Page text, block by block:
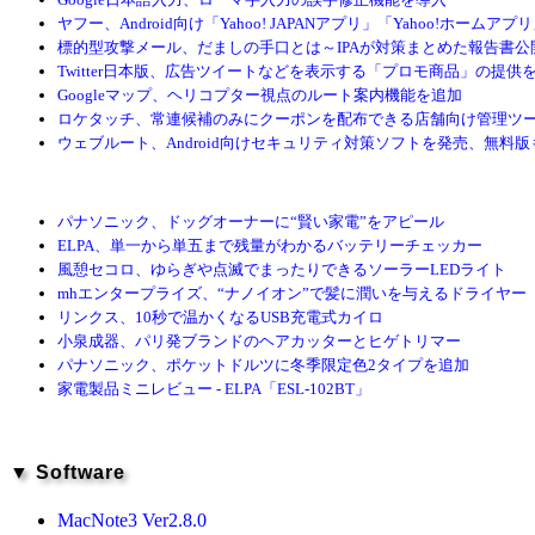
ヤフー、Android向け「Yahoo! JAPANアプリ」「Yahoo!ホームアプリ
標的型攻撃メール、だましの手口とは～IPAが対策まとめた報告書公
Twitter日本版、広告ツイートなどを表示する「プロモ商品」の提供
Googleマップ、ヘリコプター視点のルート案内機能を追加
ロケタッチ、常連候補のみにクーポンを配布できる店舗向け管理ツ
ウェブルート、Android向けセキュリティ対策ソフトを発売、無料版
パナソニック、ドッグオーナーに“賢い家電”をアピール
ELPA、単一から単五まで残量がわかるバッテリーチェッカー
風憩セコロ、ゆらぎや点滅でまったりできるソーラーLEDライト
mhエンタープライズ、“ナノイオン”で髪に潤いを与えるドライヤー
リンクス、10秒で温かくなるUSB充電式カイロ
小泉成器、パリ発ブランドのヘアカッターとヒゲトリマー
パナソニック、ポケットドルツに冬季限定色2タイプを追加
家電製品ミニレビュー - ELPA「ESL-102BT」
▼ Software
MacNote3 Ver2.8.0